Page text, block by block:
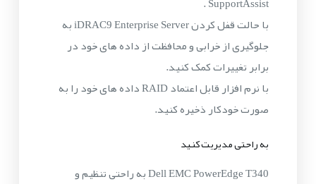
با حالت قفل کردن iDRAC9 Enterprise Server به
جلوگیری از خرابی و محافظت از داده های خود در
برابر تغییرات کمک کنید.
با نرم افزار قابل اعتماد RAID داده های خود را به
صورت خودکار ذخیره کنید.
به راحتی مدیریت کنید
Dell EMC PowerEdge T340 به راحتی تنظیم و